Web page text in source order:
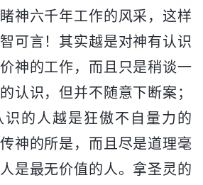
神六千年工作的风采，这样
可言！其实越是对神有认识
神的工作，而且只是稍谈一
认识，但并不随意下断案；
的人越是狂傲不自量力的
神的所是，而且尽是道理毫
是最无价值的人。拿圣灵的